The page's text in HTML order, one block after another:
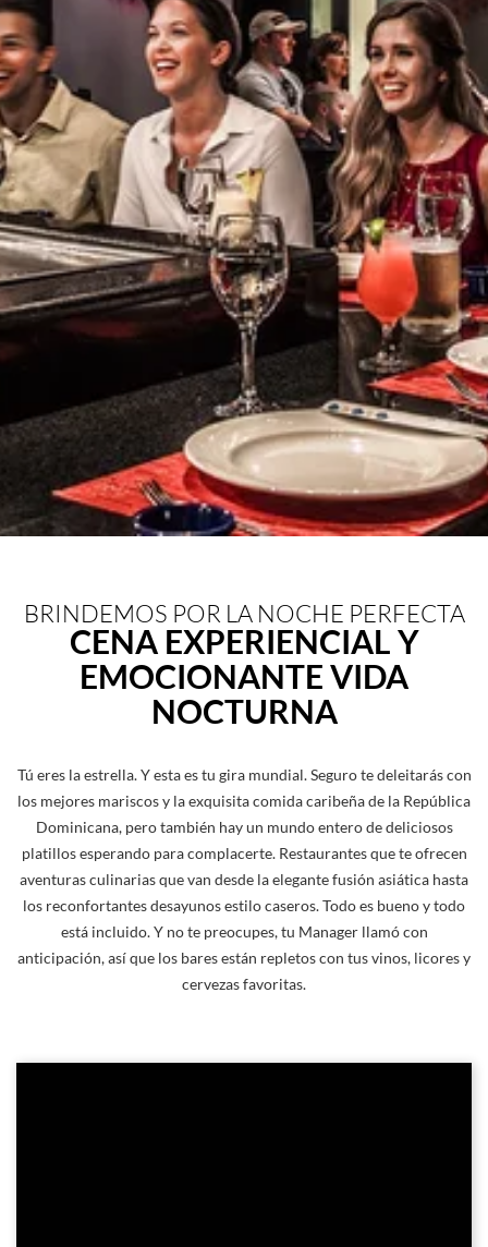
BRINDEMOS POR LA NOCHE PERFECTA
CENA EXPERIENCIAL Y
EMOCIONANTE VIDA
NOCTURNA
Tú eres la estrella. Y esta es tu gira mundial. Seguro te deleitarás con
los mejores mariscos y la exquisita comida caribeña de la República
Dominicana, pero también hay un mundo entero de deliciosos
platillos esperando para complacerte. Restaurantes que te ofrecen
aventuras culinarias que van desde la elegante fusión asiática hasta
los reconfortantes desayunos estilo caseros. Todo es bueno y todo
está incluido. Y no te preocupes, tu Manager llamó con
anticipación, así que los bares están repletos con tus vinos, licores y
cervezas favoritas.